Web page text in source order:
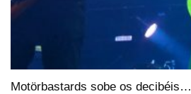
Motörbastards sobe os decibéis…